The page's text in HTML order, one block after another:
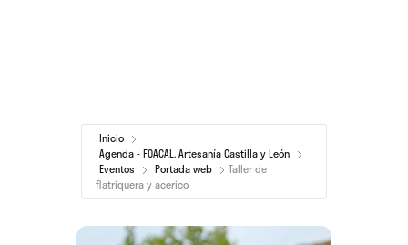
Inicio
Agenda - FOACAL. Artesanía Castilla y León
Eventos
Portada web
Taller de
flatriquera y acerico